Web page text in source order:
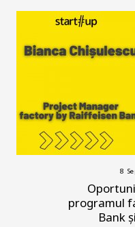
8
programul
Bank